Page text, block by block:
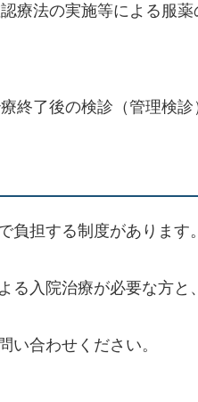
療法の実施等による服薬
終了後の検診（管理検
負担する制度があります
る入院治療が必要な方と
い合わせください。